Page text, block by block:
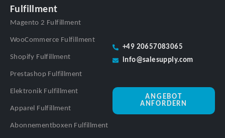
Fulfillment
Magento 2 Fulfillment
WooCommerce Fulfillment
Shopify Fulfillment
Prestashop Fulfillment
Elektronik Fulfillment
Apparel Fulfillment
Abonnementboxen Fulfillment
+49 20657083065
info@salesupply.com
ANGEBOT
ANFORDERN